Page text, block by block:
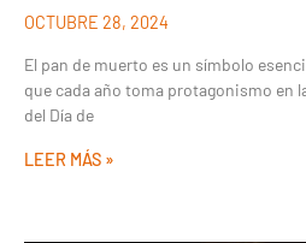
OCTUBRE 28, 2024
El pan de muerto es un símbolo
que cada año toma protagonismo en
del Día de
LEER MÁS »